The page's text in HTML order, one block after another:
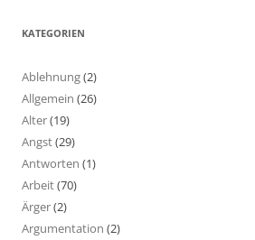
KATEGORIEN
Ablehnung(2)
Allgemein (26)
Alter(19)
Angst(29)
Antworten (1)
Arbeit(70)
Ärger(2)
Argumentation (2)